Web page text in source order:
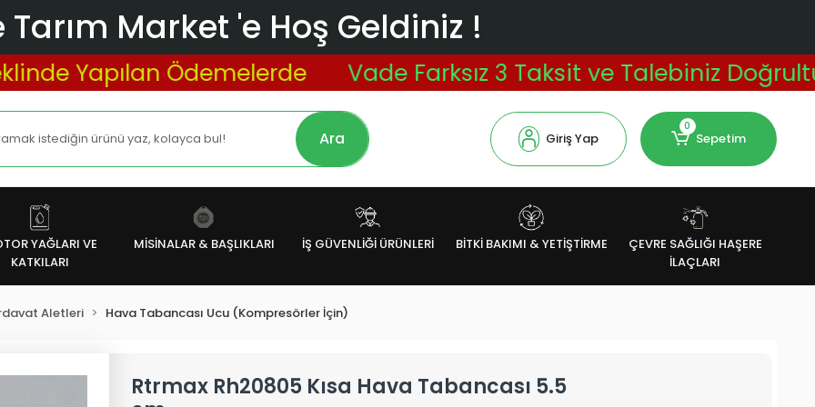
Tarım Market 'e Hoş Geldiniz !
Yapılan Ödemelerde Vade Farksız 3 Taksit ve Talebiniz
Ara Giriş Yap
0
Sepetim
YAĞLARI VE
KATKILARI
MİSİNALAR & BAŞLIKLARI İŞ GÜVENLİĞİ ÜRÜNLERİ BİTKİ BAKIMI & YETİŞTİRME
ÇEVRE SAĞLIĞI HAŞERE
İLAÇLARI
Aletleri Hava Tabancası Ucu (Kompresörler İçin)
Rtrmax Rh20805 Kısa Hava Tabancası 5.5